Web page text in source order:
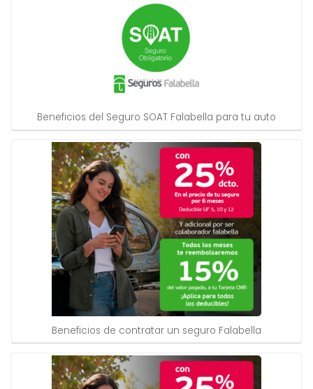
Beneficios del Seguro SOAT Falabella para tu auto
Beneficios de contratar un seguro Falabella